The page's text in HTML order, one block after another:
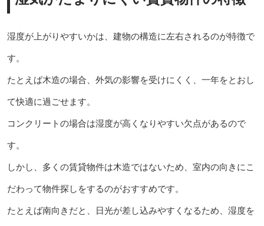
湿度が上がりやすいかは、建物の構造に左右されるのが特徴で
す。
たとえば木造の場合、外気の影響を受けにくく、一年をとおし
て快適に過ごせます。
コンクリートの場合は湿度が高くなりやすい欠点があるので
す。
しかし、多くの賃貸物件は木造ではないため、室内の向きにこ
だわって物件探しをするのがおすすめです。
たとえば南向きだと、日光が差し込みやすくなるため、湿度を